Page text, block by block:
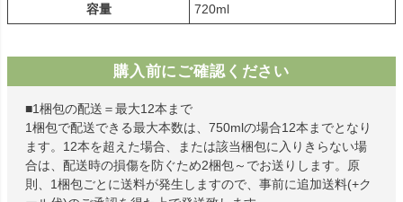
容量
720ml
購入前にご確認ください
■1梱包の配送＝最大12本まで
1梱包で配送できる最大本数は、750mlの場合12本までとなり
ます。12本を超えた場合、または該当梱包に入りきらない場
合は、配送時の損傷を防ぐため2梱包～でお送りします。原
則、1梱包ごとに送料が発生しますので、事前に追加送料(+ク